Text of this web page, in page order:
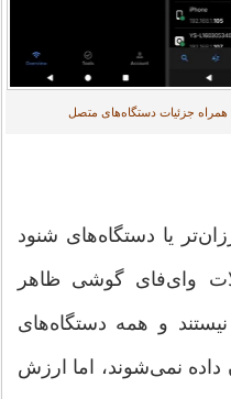
یا دستگاه‌های شنود
وای‌فای گوشی ظاهر
و همه دستگاه‌های
نمی‌شوند، اما ارزش